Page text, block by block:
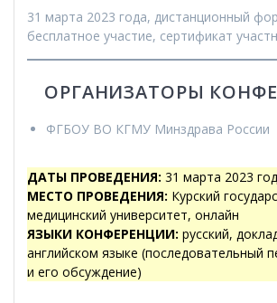
31 марта 2023 года, дистанционный
бесплатное участие, сертификат
ОРГАНИЗАТОРЫ
ФГБОУ ВО КГМУ Минздрава России
ДАТЫ ПРОВЕДЕНИЯ: 31 марта 2023
МЕСТО ПРОВЕДЕНИЯ: Курский
медицинский университет, онлайн
ЯЗЫКИ КОНФЕРЕНЦИИ: русский,
английском языке (последовательный
и его обсуждение)